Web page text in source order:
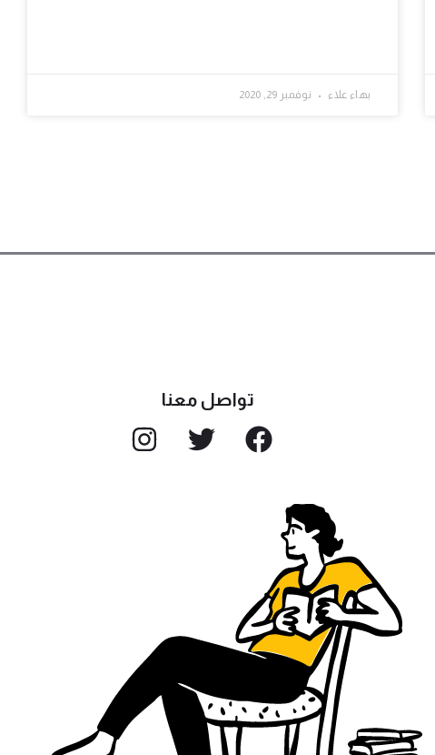
بهاء علاء نوفمبر 29, 2020
تواصل معنا